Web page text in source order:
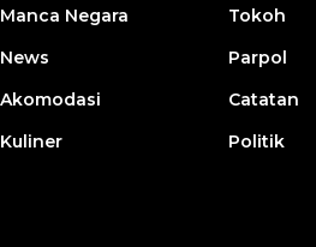
Manca Negara
News
Akomodasi
Kuliner
Tokoh
Parpol
Catatan
Politik